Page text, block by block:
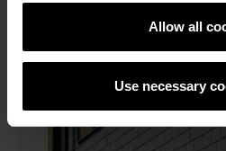
Allow all
Use necessary
Fasadtegel, Marktegel,